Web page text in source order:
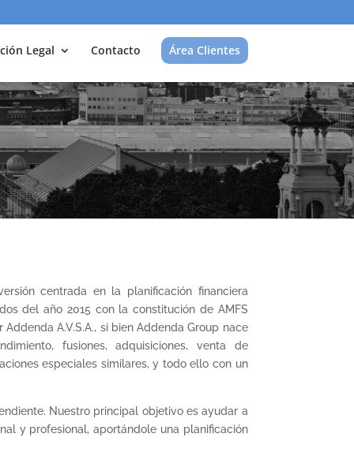
Legal Contacto Área Clientes
centrada en la planificación financiera
del año 2015 con la constitución de AMFS
A.V.S.A., si bien Addenda Group nace
fusiones, adquisiciones, venta de
especiales similares, y todo ello con un
Nuestro principal objetivo es ayudar a
y profesional, aportándole una planificación